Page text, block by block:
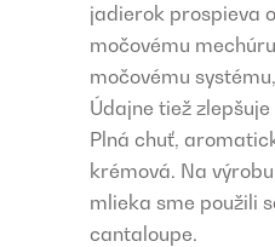
jadierok prospieva
močovému
močovému
Údajne tiež
Plná chuť,
krémová. Na
mlieka sme použili
cantaloupe.